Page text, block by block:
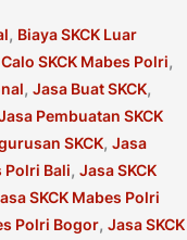
, Biaya SKCK Luar
Calo SKCK Mabes Polri,
, Jasa Buat SKCK,
Pembuatan SKCK
SKCK, Jasa
Polri Bali, Jasa SKCK
SKCK Mabes Polri
Polri Bogor, Jasa SKCK